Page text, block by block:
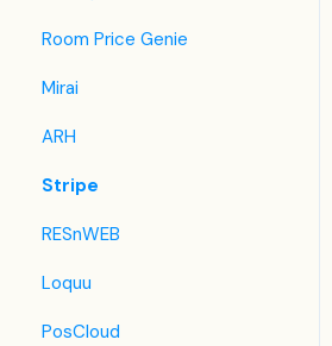
Easytobook
Despegar
Ctrip / Trip.com
Feratel
Jet2Holidays
Tomas
VRBO / Homeaway
Room Price Genie
Mirai
ARH
Stripe
RESnWEB
Loquu
PosCloud